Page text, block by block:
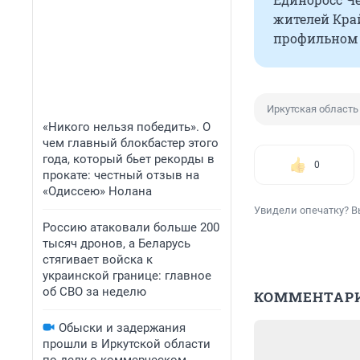
«Никого нельзя победить». О
чем главный блокбастер этого
года, который бьет рекорды в
прокате: честный отзыв на
«Одиссею» Нолана
Россию атаковали больше 200
тысяч дронов, а Беларусь
стягивает войска к
украинской границе: главное
об СВО за неделю
Обыски и задержания
прошли в Иркутской области
жителей
профильном
Иркутская область
0
Увидели опечатку?